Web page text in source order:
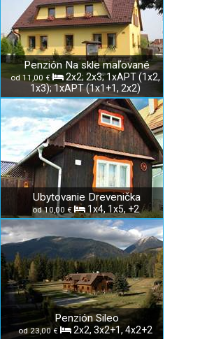
Penzión Na skle maľované
od 11,00 €
2x2; 2x3; 1xAPT (1x2,
1x3); 1xAPT (1x1+1, 2x2)
Ubytovanie Drevenička
od 10,00 € 1x4, 1x5, +2
Penzión Sileo
od 23,00 € 2x2, 3x2+1, 4x2+2